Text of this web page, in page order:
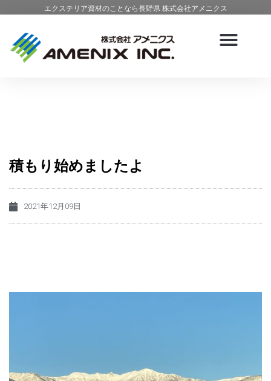
エクステリア資材のことなら長野県 株式会社アメニクス
積もり始めましたよ
2021年12月09日